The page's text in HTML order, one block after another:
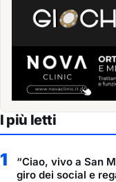
I più letti
1
“Ciao, vivo a San
giro dei social e